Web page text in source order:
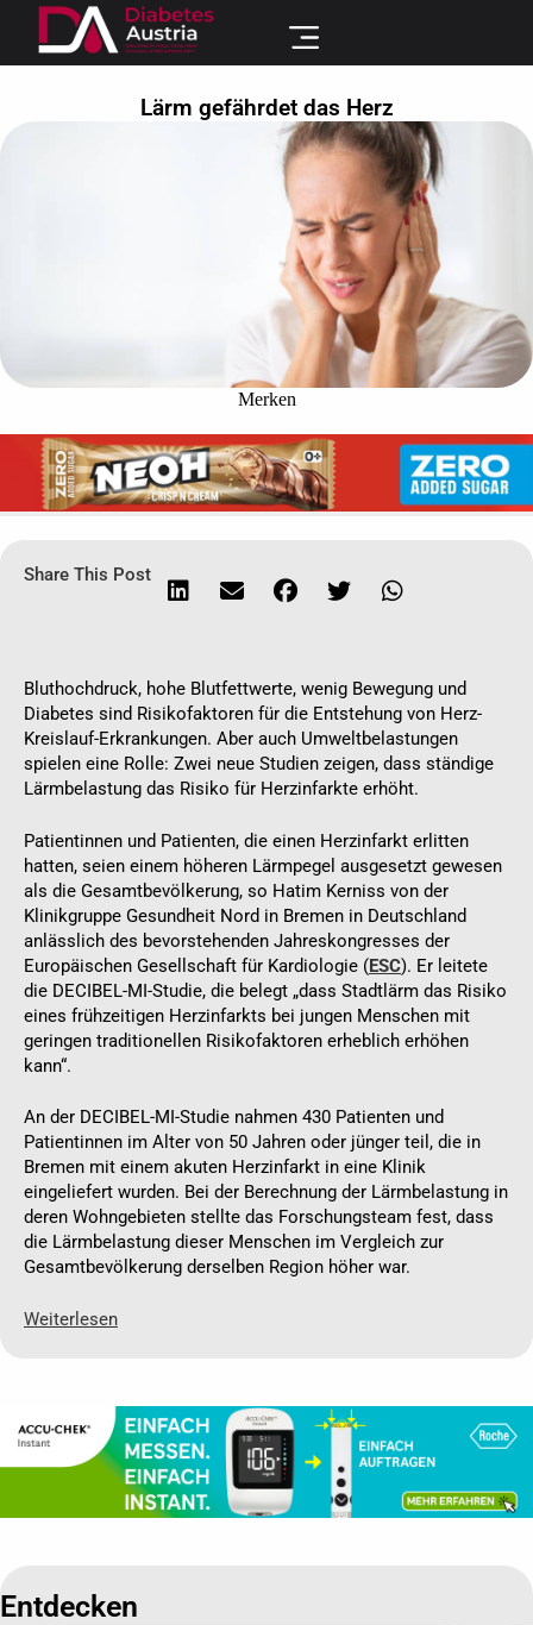
Lärm gefährdet das Herz
Merken
Share This Post
Bluthochdruck, hohe Blutfettwerte, wenig Bewegung und
Diabetes sind Risikofaktoren für die Entstehung von Herz-
Kreislauf-Erkrankungen. Aber auch Umweltbelastungen
spielen eine Rolle: Zwei neue Studien zeigen, dass ständige
Lärmbelastung das Risiko für Herzinfarkte erhöht.
Patientinnen und Patienten, die einen Herzinfarkt erlitten
hatten, seien einem höheren Lärmpegel ausgesetzt gewesen
als die Gesamtbevölkerung, so Hatim Kerniss von der
Klinikgruppe Gesundheit Nord in Bremen in Deutschland
anlässlich des bevorstehenden Jahreskongresses der
Europäischen Gesellschaft für Kardiologie (ESC). Er leitete
die DECIBEL-MI-Studie, die belegt „dass Stadtlärm das Risiko
eines frühzeitigen Herzinfarkts bei jungen Menschen mit
geringen traditionellen Risikofaktoren erheblich erhöhen
kann“.
An der DECIBEL-MI-Studie nahmen 430 Patienten und
Patientinnen im Alter von 50 Jahren oder jünger teil, die in
Bremen mit einem akuten Herzinfarkt in eine Klinik
eingeliefert wurden. Bei der Berechnung der Lärmbelastung in
deren Wohngebieten stellte das Forschungsteam fest, dass
die Lärmbelastung dieser Menschen im Vergleich zur
Gesamtbevölkerung derselben Region höher war.
Weiterlesen
Entdecken